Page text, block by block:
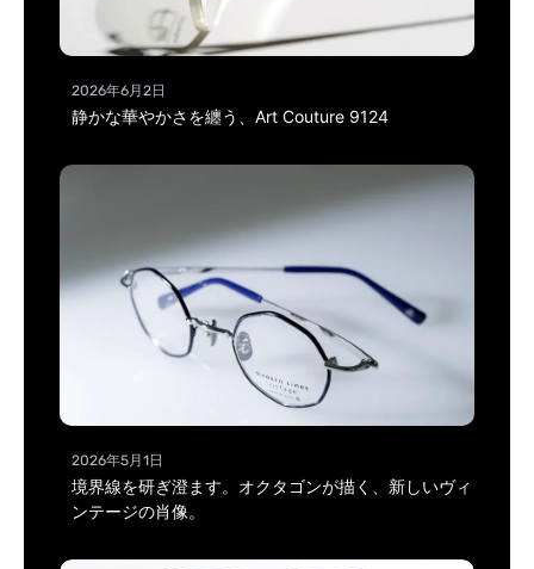
2026年6月2日
静かな華やかさを纏う、Art Couture 9124
2026年5月1日
境界線を研ぎ澄ます。オクタゴンが描く、新しいヴィ
ンテージの肖像。